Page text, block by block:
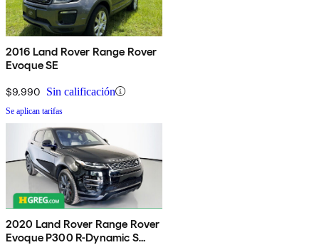
2016 Land Rover Range Rover
Evoque SE
$9,990 Sin calificación
Se aplican tarifas
2020 Land Rover Range Rover
Evoque P300 R-Dynamic S